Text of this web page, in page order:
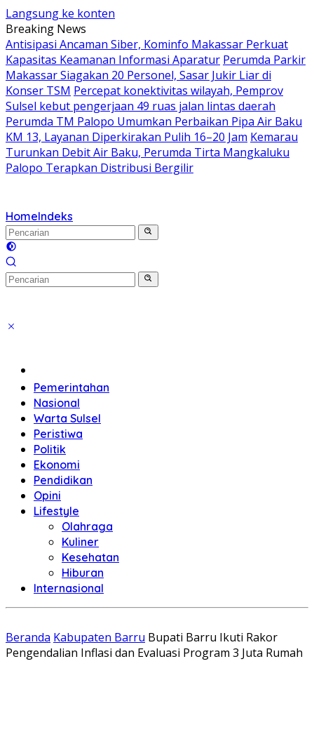
Langsung ke konten
Breaking News
Antisipasi Ancaman Siber, Kominfo Makassar Perkuat
Kapasitas Keamanan Informasi Aparatur Perumda Parkir
Makassar Siagakan 20 Personel, Sasar Jukir Liar di
Konser TSM Percepat konektivitas wilayah, Pemprov
Sulsel kebut pengerjaan 49 ruas jalan lintas daerah
Perumda TM Palopo Umumkan Perbaikan Pipa Air Baku
KM 13, Layanan Diperkirakan Pulih 16–20 Jam Kemarau
Turunkan Debit Air Baku, Perumda Tirta Mangkaluku
Palopo Terapkan Distribusi Bergilir
HomeIndeks
Pemerintahan
Nasional
Warta Sulsel
Peristiwa
Politik
Ekonomi
Pendidikan
Opini
Lifestyle
Olahraga
Kuliner
Kesehatan
Hiburan
Internasional
Beranda Kabupaten Barru Bupati Barru Ikuti Rakor
Pengendalian Inflasi dan Evaluasi Program 3 Juta Rumah